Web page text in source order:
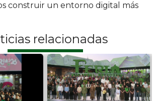
construir un entorno digital más
relacionadas